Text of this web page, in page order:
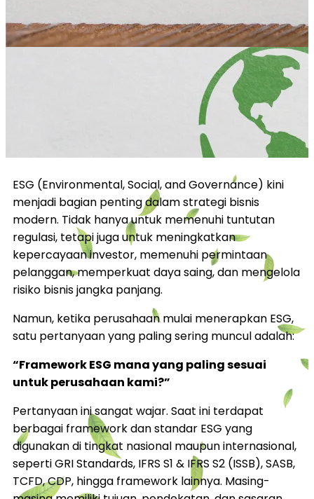
ESG (Environmental, Social, and Governance) kini
menjadi bagian penting dalam strategi bisnis
modern. Tidak hanya untuk memenuhi tuntutan
regulasi, tetapi juga untuk meningkatkan
kepercayaan investor, memenuhi permintaan
pelanggan, memperkuat daya saing, dan mengelola
risiko bisnis jangka panjang.
Namun, ketika perusahaan mulai menerapkan ESG,
satu pertanyaan yang paling sering muncul adalah:
“Framework ESG mana yang paling sesuai
untuk perusahaan kami?”
Pertanyaan ini sangat wajar. Saat ini terdapat
berbagai framework dan standar ESG yang
digunakan di tingkat nasional maupun internasional,
seperti GRI Standards, IFRS S1 & IFRS S2 (ISSB), SASB,
TCFD, CDP, hingga framework lainnya. Masing-